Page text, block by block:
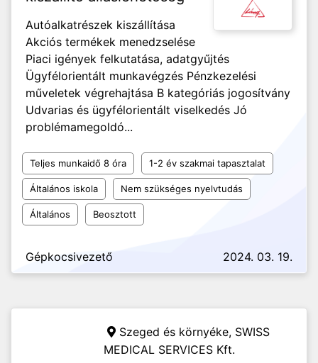
Autóalkatrészek kiszállítása
Akciós termékek menedzselése
Piaci igények felkutatása, adatgyűjtés
Ügyfélorientált munkavégzés Pénzkezelési
műveletek végrehajtása B kategóriás jogosítvány
Udvarias és ügyfélorientált viselkedés Jó
problémamegoldó...
Teljes munkaidő 8 óra 1-2 év szakmai tapasztalat
Általános iskola Nem szükséges nyelvtudás
Általános Beosztott
Gépkocsivezető 2024. 03. 19.
Szeged és környéke, SWISS
MEDICAL SERVICES Kft.